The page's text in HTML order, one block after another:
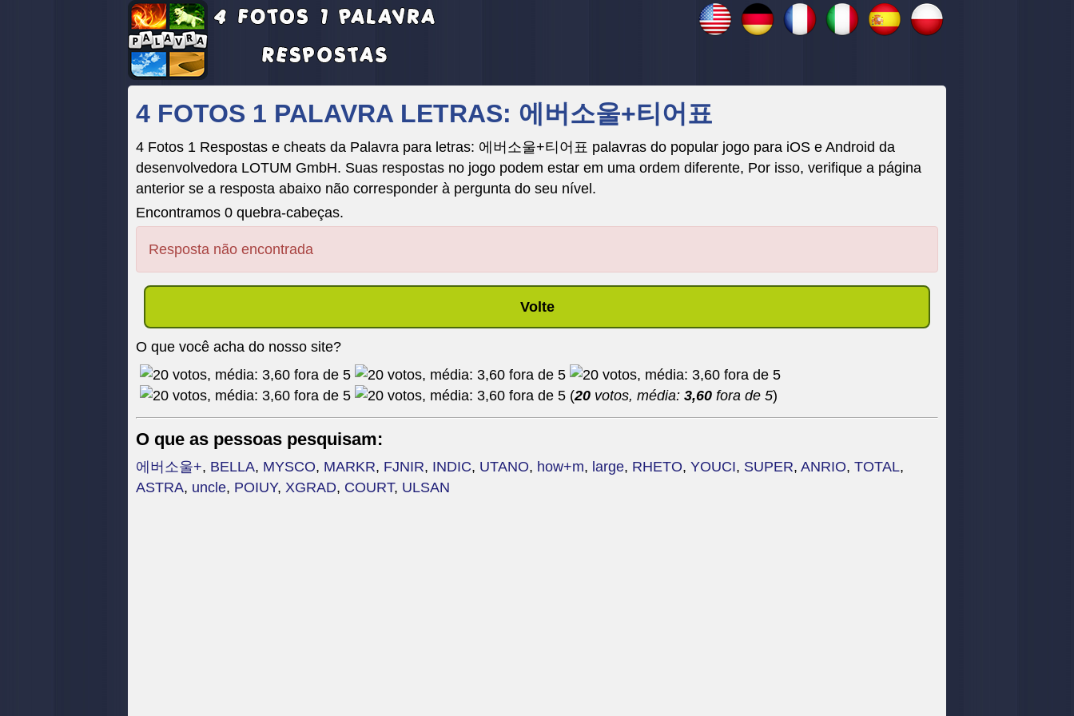
4 FOTOS 1 PALAVRA LETRAS: 에버소울+티어표
4 Fotos 1 Respostas e cheats da Palavra para letras: 에버소울+티어표 palavras do popular jogo para iOS e Android da
desenvolvedora LOTUM GmbH. Suas respostas no jogo podem estar em uma ordem diferente, Por isso, verifique a página
anterior se a resposta abaixo não corresponder à pergunta do seu nível.
Encontramos 0 quebra-cabeças.
Resposta não encontrada
Volte
O que você acha do nosso site?
(20 votos, média: 3,60 fora de 5)
O que as pessoas pesquisam:
에버소울+, BELLA, MYSCO, MARKR, FJNIR, INDIC, UTANO, how+m, large, RHETO, YOUCI, SUPER, ANRIO, TOTAL,
ASTRA, uncle, POIUY, XGRAD, COURT, ULSAN